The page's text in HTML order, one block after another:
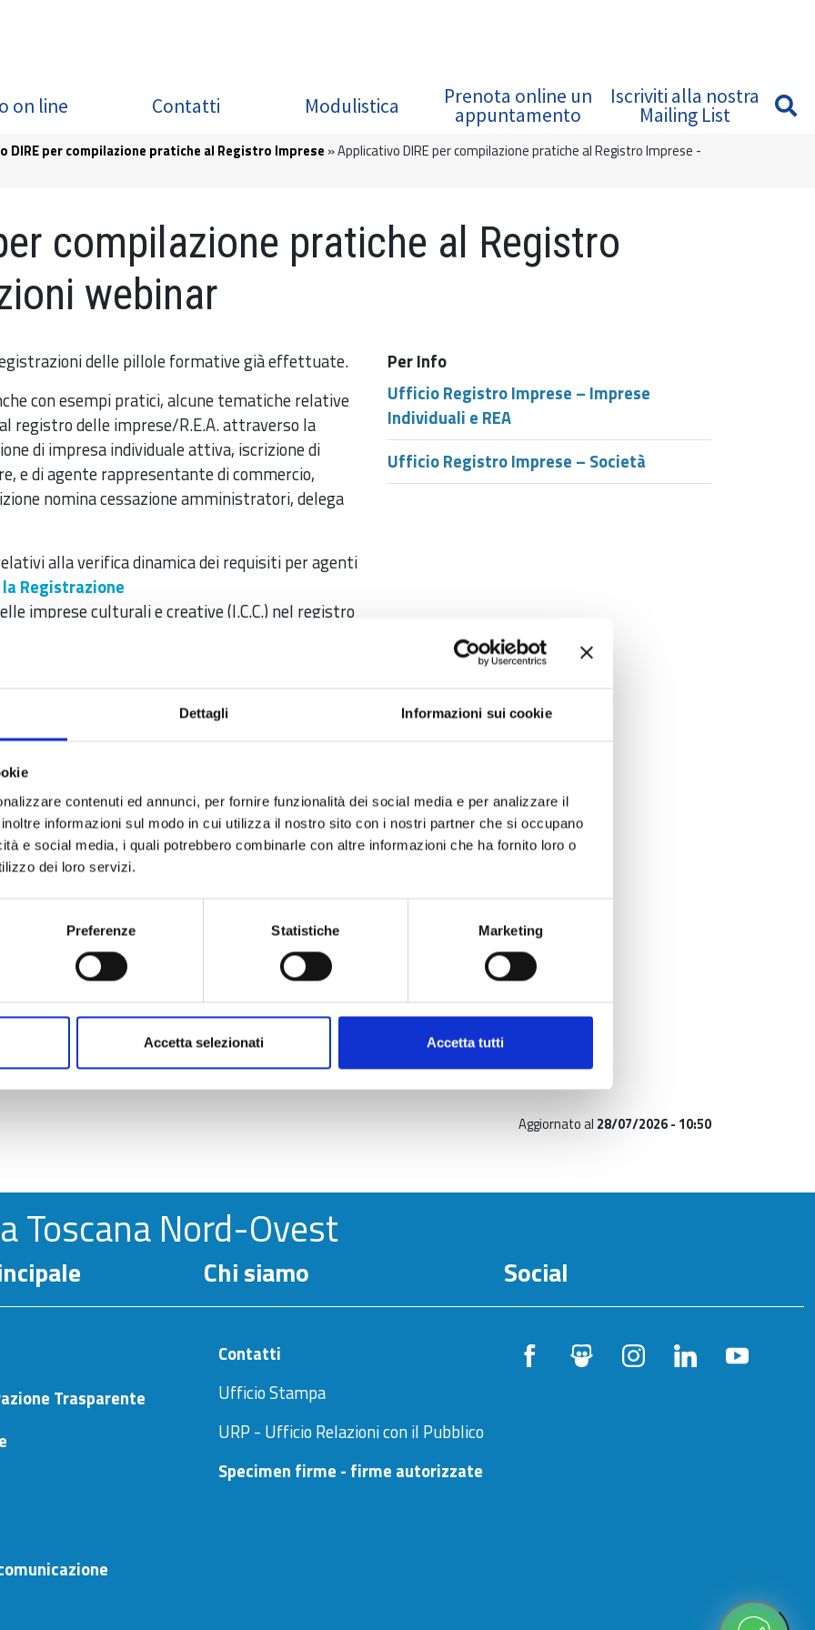
Dettagli Informazioni sui cookie
contenuti ed annunci, per fornire funzionalità dei social media e per analizzare il
informazioni sul modo in cui utilizza il nostro sito con i nostri partner che si occupano
e social media, i quali potrebbero combinarle con altre informazioni che ha fornito loro o
dei loro servizi.
Preferenze Statistiche Marketing
Accetta selezionati Accetta tutti
on line Contatti Modulistica Prenota online un
appuntamento
Iscriviti alla nostra
Mailing List
DIRE per compilazione pratiche al Registro Imprese
Applicativo DIRE per compilazione pratiche al Registro Imprese -
compilazione pratiche al Registro
webinar
delle pillole formative già effettuate.
con esempi pratici, alcune tematiche relative
registro delle imprese/R.E.A. attraverso la
di impresa individuale attiva, iscrizione di
e di agente rappresentante di commercio,
nomina cessazione amministratori, delega
alla verifica dinamica dei requisiti per agenti
Registrazione
imprese culturali e creative (I.C.C.) nel registro
e Slide-Rivedi la registrazione
pratica per l’invio telematico del bilancio di
bilanci 2025 "Programma corso e
della riclassificazione delle attività
Programma corso-Rivedi la registrazione
inizio e modifica delle attività economiche e la
corso-Rivedi la registrazione
in mediazione, spedizionieri e mediatori
la registrazione
degli adempimenti di comunicazione
Rivedi la registrazione
degli adempimenti per il rinnovo delle cariche
degli adempimenti per la Direttiva Servizi (ex
-Rivedi la registrazione
Per Info
Ufficio Registro Imprese – Imprese
Individuali e REA
Ufficio Registro Imprese – Società
Aggiornato al 28/07/2026 - 10:50
Toscana Nord-Ovest
Trasparente
Chi siamo
Contatti
Ufficio Stampa
URP - Ufficio Relazioni con il Pubblico
Specimen firme - firme autorizzate
Social